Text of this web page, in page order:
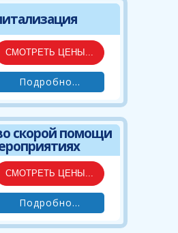
СМОТРЕТЬ ЦЕНЫ...
Подробно...
скорой помощи
СМОТРЕТЬ ЦЕНЫ...
Подробно...